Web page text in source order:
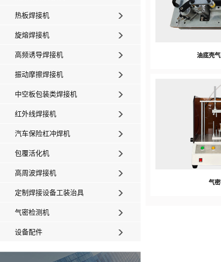
热板焊接机
旋熔焊接机
高频诱导焊接机
振动摩擦焊接机
中空板包装类焊接机
红外线焊接机
汽车保险杠冲焊机
包覆活化机
高周波焊接机
定制焊接设备工装治具
气密检测机
设备配件
油底壳
气